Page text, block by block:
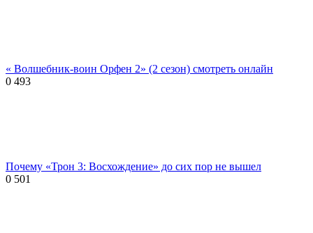
« Волшебник-воин Орфен 2» (2 сезон) смотреть онлайн
0 493
Почему «Трон 3: Восхождение» до сих пор не вышел
0 501